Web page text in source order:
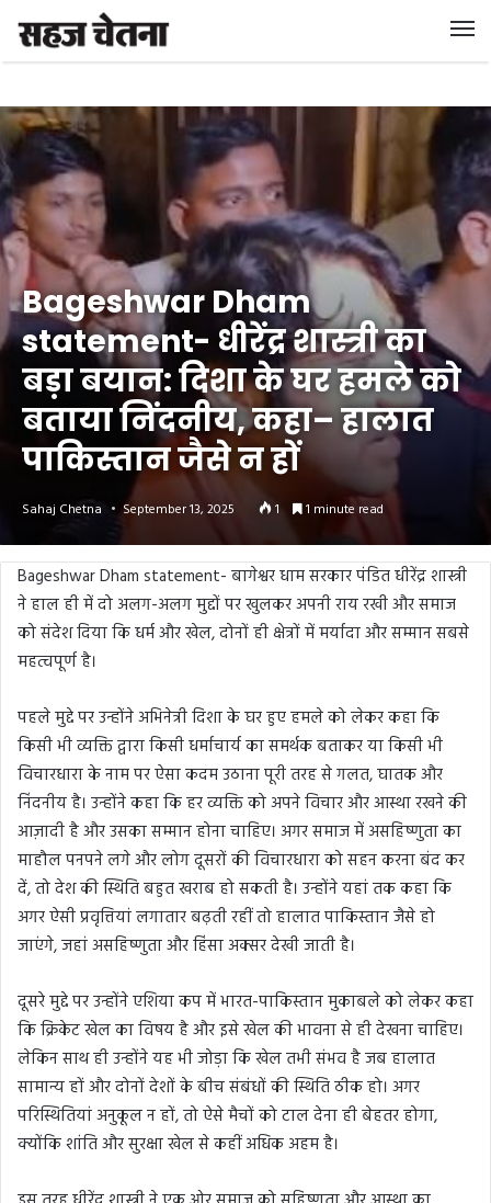
Bageshwar Dham
statement- धीरेंद्र शास्त्री का
बड़ा बयान: दिशा के घर हमले को
बताया निंदनीय, कहा– हालात
पाकिस्तान जैसे न हों
Sahaj Chetna September 13, 2025 1 1 minute read
Bageshwar Dham statement- बागेश्वर धाम सरकार पंडित धीरेंद्र शास्त्री
ने हाल ही में दो अलग-अलग मुद्दों पर खुलकर अपनी राय रखी और समाज
को संदेश दिया कि धर्म और खेल, दोनों ही क्षेत्रों में मर्यादा और सम्मान सबसे
महत्वपूर्ण है।
पहले मुद्दे पर उन्होंने अभिनेत्री दिशा के घर हुए हमले को लेकर कहा कि
किसी भी व्यक्ति द्वारा किसी धर्माचार्य का समर्थक बताकर या किसी भी
विचारधारा के नाम पर ऐसा कदम उठाना पूरी तरह से गलत, घातक और
निंदनीय है। उन्होंने कहा कि हर व्यक्ति को अपने विचार और आस्था रखने की
आज़ादी है और उसका सम्मान होना चाहिए। अगर समाज में असहिष्णुता का
माहौल पनपने लगे और लोग दूसरों की विचारधारा को सहन करना बंद कर
दें, तो देश की स्थिति बहुत खराब हो सकती है। उन्होंने यहां तक कहा कि
अगर ऐसी प्रवृत्तियां लगातार बढ़ती रहीं तो हालात पाकिस्तान जैसे हो
जाएंगे, जहां असहिष्णुता और हिंसा अक्सर देखी जाती है।
दूसरे मुद्दे पर उन्होंने एशिया कप में भारत-पाकिस्तान मुकाबले को लेकर कहा
कि क्रिकेट खेल का विषय है और इसे खेल की भावना से ही देखना चाहिए।
लेकिन साथ ही उन्होंने यह भी जोड़ा कि खेल तभी संभव है जब हालात
सामान्य हों और दोनों देशों के बीच संबंधों की स्थिति ठीक हो। अगर
परिस्थितियां अनुकूल न हों, तो ऐसे मैचों को टाल देना ही बेहतर होगा,
क्योंकि शांति और सुरक्षा खेल से कहीं अधिक अहम है।